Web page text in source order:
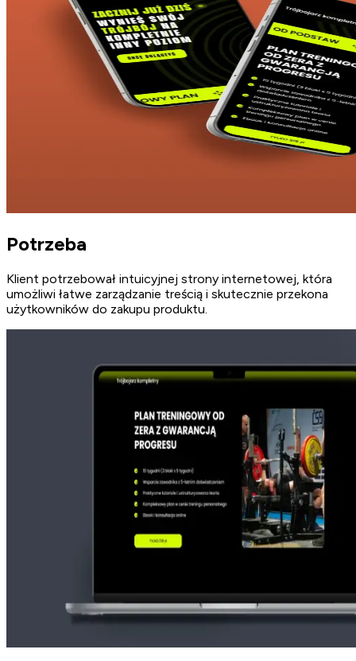
Potrzeba
Klient potrzebował intuicyjnej strony internetowej, która
umożliwi łatwe zarządzanie treścią i skutecznie przekona
użytkowników do zakupu produktu.